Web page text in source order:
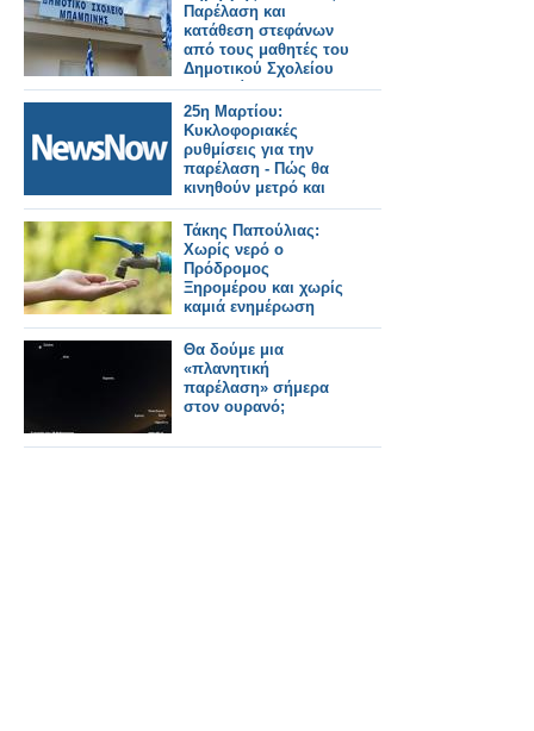
Παρέλαση και
κατάθεση στεφάνων
από τους μαθητές του
Δημοτικού Σχολείου
Μπαμπίνης!
25η Μαρτίου:
Κυκλοφοριακές
ρυθμίσεις για την
παρέλαση - Πώς θα
κινηθούν μετρό και
τραμ.
Τάκης Παπούλιας:
Χωρίς νερό ο
Πρόδρομος
Ξηρομέρου και χωρίς
καμιά ενημέρωση
Θα δούμε μια
«πλανητική
παρέλαση» σήμερα
στον ουρανό;